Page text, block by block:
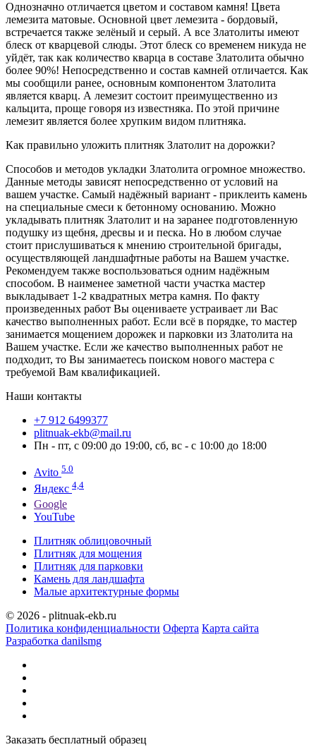
Однозначно отличается цветом и составом камня! Цвета
лемезита матовые. Основной цвет лемезита - бордовый,
встречается также зелёный и серый. А все Златолиты имеют
блеск от кварцевой слюды. Этот блеск со временем никуда не
уйдёт, так как количество кварца в составе Златолита обычно
более 90%! Непосредственно и состав камней отличается. Как
мы сообщили ранее, основным компонентом Златолита
является кварц. А лемезит состоит преимущественно из
кальцита, проще говоря из известняка. По этой причине
лемезит является более хрупким видом плитняка.
Как правильно уложить плитняк Златолит на дорожки?
Способов и методов укладки Златолита огромное множество.
Данные методы зависят непосредственно от условий на
вашем участке. Самый надёжный вариант - приклеить камень
на специальные смеси к бетонному основанию. Можно
укладывать плитняк Златолит и на заранее подготовленную
подушку из щебня, дресвы и и песка. Но в любом случае
стоит прислушиваться к мнению строительной бригады,
осуществляющей ландшафтные работы на Вашем участке.
Рекомендуем также воспользоваться одним надёжным
способом. В наименее заметной части участка мастер
выкладывает 1-2 квадратных метра камня. По факту
произведенных работ Вы оцениваете устраивает ли Вас
качество выполненных работ. Если всё в порядке, то мастер
занимается мощением дорожек и парковки из Златолита на
Вашем участке. Если же качество выполненных работ не
подходит, то Вы занимаетесь поиском нового мастера с
требуемой Вам квалификацией.
Наши контакты
‪+7 912 6499377‬
plitnuak-ekb@mail.ru
Пн - пт, с 09:00 до 19:00, сб, вс - с 10:00 до 18:00
Avito 5.0
Яндекс 4,4
Google
YouTube
Плитняк облицовочный
Плитняк для мощения
Плитняк для парковки
Камень для ландшафта
Малые архитектурные формы
© 2026 - plitnuak-ekb.ru
Политика конфиденциальности Оферта Карта сайта
Разработка danilsmg
Заказать бесплатный образец